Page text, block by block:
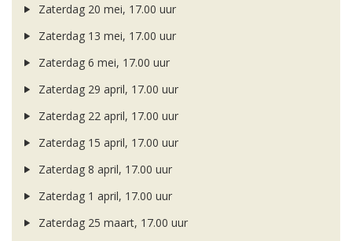
Zaterdag 20 mei, 17.00 uur
Zaterdag 13 mei, 17.00 uur
Zaterdag 6 mei, 17.00 uur
Zaterdag 29 april, 17.00 uur
Zaterdag 22 april, 17.00 uur
Zaterdag 15 april, 17.00 uur
Zaterdag 8 april, 17.00 uur
Zaterdag 1 april, 17.00 uur
Zaterdag 25 maart, 17.00 uur